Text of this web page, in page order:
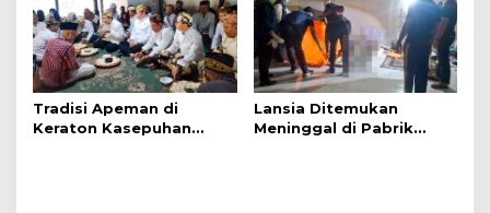
Tradisi Apeman di
Keraton Kasepuhan
Lansia Ditemukan
Meninggal di Pabrik